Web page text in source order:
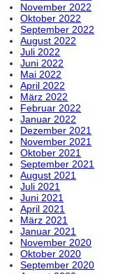
November 2022
Oktober 2022
September 2022
August 2022
Juli 2022
Juni 2022
Mai 2022
April 2022
März 2022
Februar 2022
Januar 2022
Dezember 2021
November 2021
Oktober 2021
September 2021
August 2021
Juli 2021
Juni 2021
April 2021
März 2021
Januar 2021
November 2020
Oktober 2020
September 2020